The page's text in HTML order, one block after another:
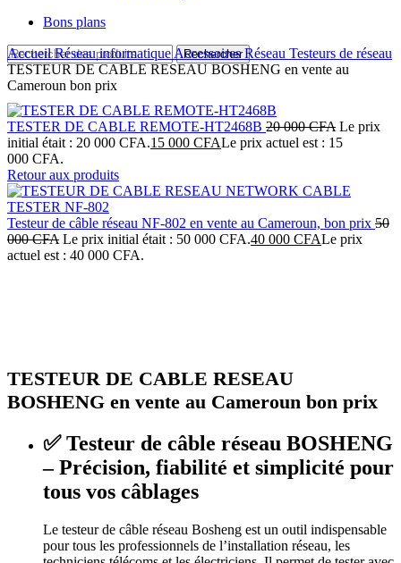
Bons plans
Rechercher
AccueilRéseau informatique Accessoires Réseau Testeurs de réseau
TESTEUR DE CABLE RESEAU BOSHENG en vente au
Cameroun bon prix
TESTER DE CABLE REMOTE-HT2468B 20 000CFA Le prix
initial était : 20 000 CFA.15 000 CFALe prix actuel est : 15
000 CFA.
Retour aux produits
Testeur de câble réseau NF-802 en vente au Cameroun, bon prix 50
000CFA Le prix initial était : 50 000 CFA.40 000 CFALe prix
actuel est : 40 000 CFA.
TESTEUR DE CABLE RESEAU
BOSHENG en vente au Cameroun bon prix
✅Testeur de câble réseau BOSHENG
– Précision, fiabilité et simplicité pour
tous vos câblages
Le testeur de câble réseau Bosheng est un outil indispensable
pour tous les professionnels de l’installation réseau, les